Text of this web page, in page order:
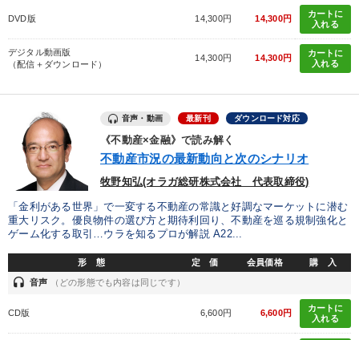
最新刊・戦略参謀ChatGPT実戦法と中小企業のDXと講話ご案内
目的別
販売力を強化したい 組織を強化したい
財務・数字力の向上 社員研修を行いたい
発想力を磨きたい 経営体系を学びたい
キーワード
相続・事業承継 プレゼン 経済予測 マーケティング
AI
DVD版 14,300円 14,300円
カートに
入れる
デジタル動画版
（配信＋ダウンロード）
14,300円 14,300円
カートに
入れる
音声・動画 最新刊 ダウンロード対応
《不動産×金融》で読み解く
不動産市況の最新動向と次のシナリオ
牧野知弘(オラガ総研株式会社 代表取締役)
「金利がある世界」で一変する不動産の常識と好調なマーケットに潜む
重大リスク。優良物件の選び方と期待利回り、不動産を巡る規制強化と
ゲーム化する取引…ウラを知るプロが解説 A22...
形 態 定 価 会員価格 購 入
headset 音声 （どの形態でも内容は同じです）
CD版 6,600円 6,600円
カートに
入れる